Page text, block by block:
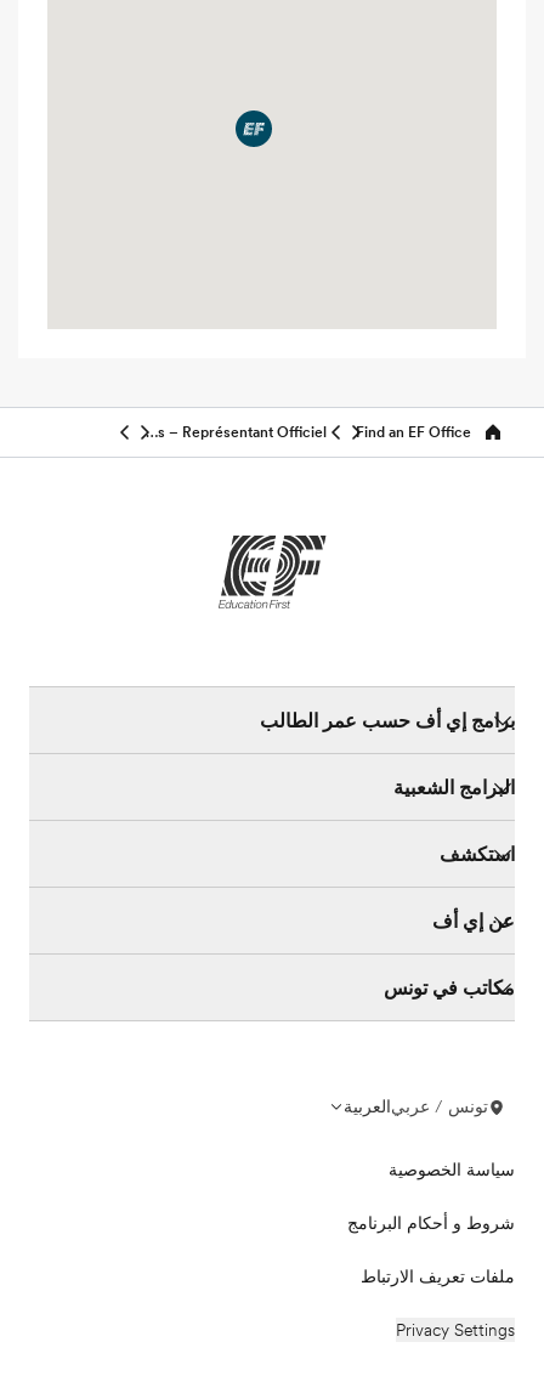
Home
Find an EF Office
EF Tunis – Représentant Officiel
برامج إي أف حسب عمر الطالب
البرامج الشعبية
استكشف
عن إي أف
مكاتب في تونس
تونس / عربيالعربية
سياسة الخصوصية
شروط و أحكام البرنامج
ملفات تعريف الارتباط
Privacy Settings